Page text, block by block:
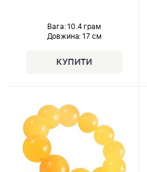
Вага: 10.4 грам
Довжина: 17 см